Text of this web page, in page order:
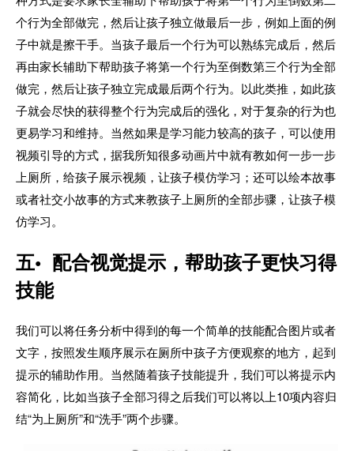
个行为全部做完，然后让孩子独立做最后一步，例如上面的例
子中就是擦干手。当孩子最后一个行为可以熟练完成后，然后
再由家长辅助下帮助孩子将第一个行为至倒数第三个行为全部
做完，然后让孩子独立完成最后两个行为。以此类推，如此孩
子就会尽快的获得整个行为完成后的强化，对于复杂的行为也
更易学习和维持。当然如果是学习能力较高的孩子，可以使用
视频引导的方式，据我所知很多动画片中就有教如何一步一步
上厕所，给孩子展示视频，让孩子模仿学习；还可以绘本故事
或者社交小故事的方式来教孩子上厕所的全部步骤，让孩子模
仿学习。
五• 配合视觉提示，帮助孩子更快习得
技能
我们可以将任务分析中得到的每一个简单的技能配合图片或者
文字，按照发生顺序展示在厕所中孩子方便观察的地方，起到
提示的辅助作用。当然随着孩子技能提升，我们可以将提示内
容简化，比如当孩子全部习得之后我们可以将以上10项内容归
结“为上厕所”和“洗手”两个步骤。